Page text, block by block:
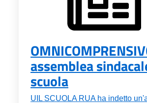
assemblea
scuola
UIL SCUOLA RUA ha indetto